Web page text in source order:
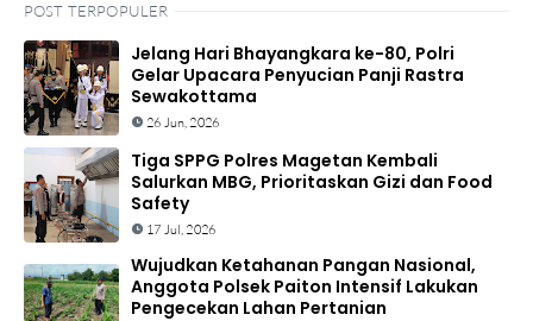
POST TERPOPULER
Jelang Hari Bhayangkara ke-80, Polri
Gelar Upacara Penyucian Panji Rastra
Sewakottama
26 Jun, 2026
Tiga SPPG Polres Magetan Kembali
Salurkan MBG, Prioritaskan Gizi dan Food
Safety
17 Jul, 2026
Wujudkan Ketahanan Pangan Nasional,
Anggota Polsek Paiton Intensif Lakukan
Pengecekan Lahan Pertanian